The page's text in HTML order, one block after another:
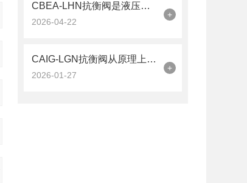
CBEA-LHN抗衡阀是液压系统中的平衡卫士
2026-04-22
+
CAIG-LGN抗衡阀从原理上可分解为以下三个层面
2026-01-27
+